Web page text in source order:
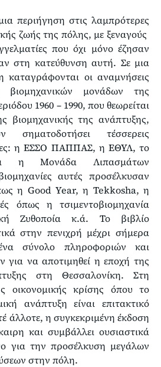
περιήγηση στις λαμπρότερες
ζωής της πόλης, με ξεναγούς
που όχι μόνο έζησαν
στη κατεύθυνση αυτή. Σε μια
καταγράφονται οι αναμνήσεις
βιομηχανικών μονάδων της
1960 – 1990, που θεωρείται
βιομηχανικής της ανάπτυξης,
τέσσερεις
η ΕΣΣΟ ΠΑΠΠΑΣ, η ΕΘΥΛ, το
η Μονάδα Λιπασμάτων
αυτές προσέλκυσαν
η Good Year, η Tekkosha, η
όπως η τσιμεντοβιομηχανία
Ζυθοποία κ.ά. Το βιβλίο
στην πενιχρή μέχρι σήμερα
σύνολο πληροφοριών και
για να αποτιμηθεί η εποχή της
στη Θεσσαλονίκη. Στη
οικονομικής κρίσης όπου το
ανάπτυξη είναι επιτακτικό
άλλοτε, η συγκεκριμένη έκδοση
και συμβάλλει ουσιαστικά
για την προσέλκυση μεγάλων
στην πόλη.